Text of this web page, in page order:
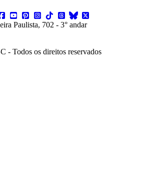
Paulista, 702 - 3° andar
- Todos os direitos reservados